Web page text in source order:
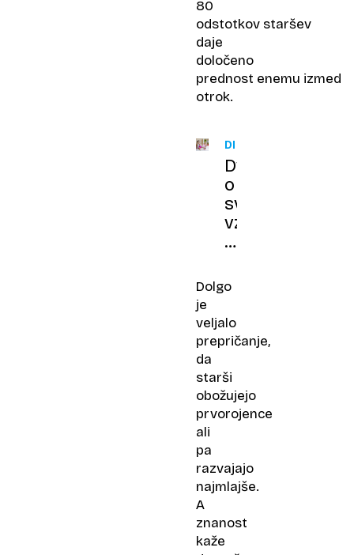
80
odstotkov staršev
daje
določeno
prednost enemu izmed
otrok.
DRUŽINA
Dvomite
o
svoji
vzgoji?
5
ki
ali
ste
starš
Dolgo
je
veljalo
prepričanje,
da
starši
obožujejo
prvorojence
ali
pa
razvajajo
najmlajše.
A
znanost
kaže